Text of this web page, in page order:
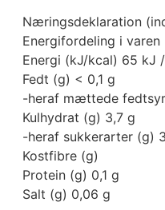
Næringsdeklaration
Energifordeling i varen
Energi (kJ/kcal) 65 kJ
Fedt (g) < 0,1 g
-heraf mættede
Kulhydrat (g) 3,7 g
-heraf sukkerarter (g)
Kostfibre (g)
Protein (g) 0,1 g
Salt (g) 0,06 g